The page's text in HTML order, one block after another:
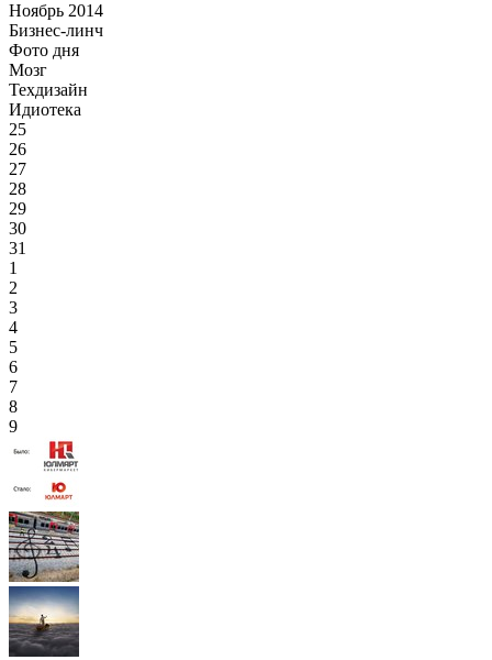
Ноябрь 2014
Бизнес-линч
Фото дня
Мозг
Техдизайн
Идиотека
25
26
27
28
29
30
31
1
2
3
4
5
6
7
8
9